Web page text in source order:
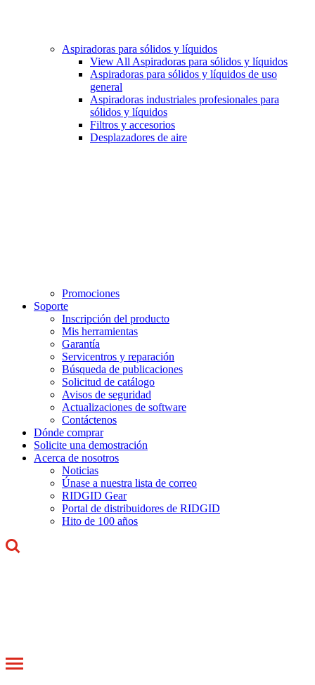
Aspiradoras para sólidos y líquidos
View All Aspiradoras para sólidos y líquidos
Aspiradoras para sólidos y líquidos de uso
general
Aspiradoras industriales profesionales para
sólidos y líquidos
Filtros y accesorios
Desplazadores de aire
Promociones
Soporte
Inscripción del producto
Mis herramientas
Garantía
Servicentros y reparación
Búsqueda de publicaciones
Solicitud de catálogo
Avisos de seguridad
Actualizaciones de software
Contáctenos
Dónde comprar
Solicite una demostración
Acerca de nosotros
Noticias
Únase a nuestra lista de correo
RIDGID Gear
Portal de distribuidores de RIDGID
Hito de 100 años
Toggle